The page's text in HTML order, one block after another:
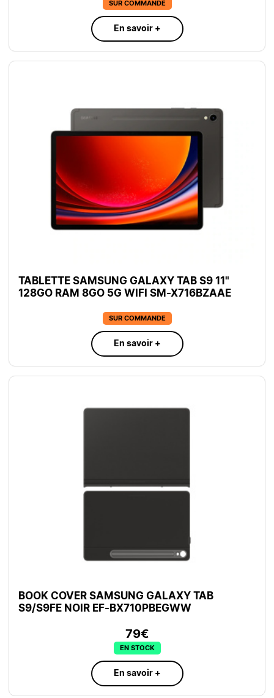
SUR COMMANDE
En savoir +
TABLETTE SAMSUNG GALAXY TAB S9 11"
128GO RAM 8GO 5G WIFI SM-X716BZAAE
SUR COMMANDE
En savoir +
BOOK COVER SAMSUNG GALAXY TAB
S9/S9FE NOIR EF-BX710PBEGWW
79€
EN STOCK
En savoir +